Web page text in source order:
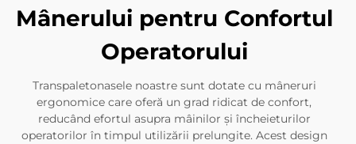
Mânerului pentru Confortul
Operatorului
Transpaletonasele noastre sunt dotate cu mâneruri
ergonomice care oferă un grad ridicat de confort,
reducând efortul asupra mâinilor și încheieturilor
operatorilor în timpul utilizării prelungite. Acest design